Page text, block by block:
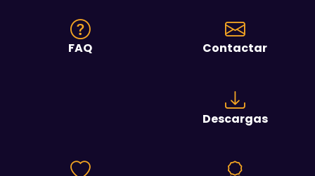
FAQ Contactar
Descargas